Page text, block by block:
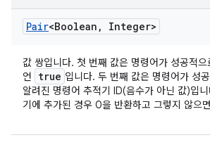
Pair<Boolean , Integer>
값 쌍입니다. 첫 번째 값은 명령어가 성공적
언
true 입니다. 두 번째 값은 명령어가 성
알려진 명령어 추적기 ID(음수가 아닌 값)입
기에 추가된 경우 0을 반환하고 그렇지 않으